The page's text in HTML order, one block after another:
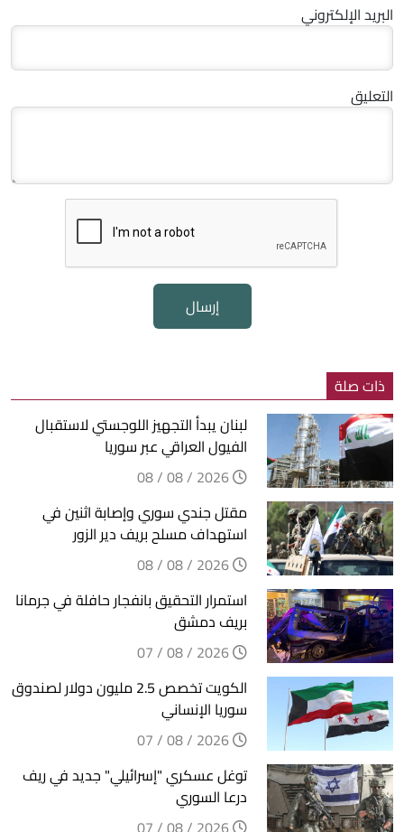
البريد الإلكتروني
التعليق
إرسال
ذات صلة
لبنان يبدأ التجهيز اللوجستي لاستقبال
الفيول العراقي عبر سوريا
مقتل جندي سوري وإصابة اثنين في
استهداف مسلح بريف دير الزور
استمرار التحقيق بانفجار حافلة في جرمانا
بريف دمشق
الكويت تخصص 2.5 مليون دولار لصندوق
سوريا الإنساني
توغل عسكري "إسرائيلي" جديد في ريف
درعا السوري